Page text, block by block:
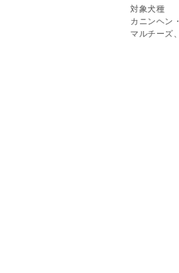
対象犬種
カニンヘン
マルチーズ